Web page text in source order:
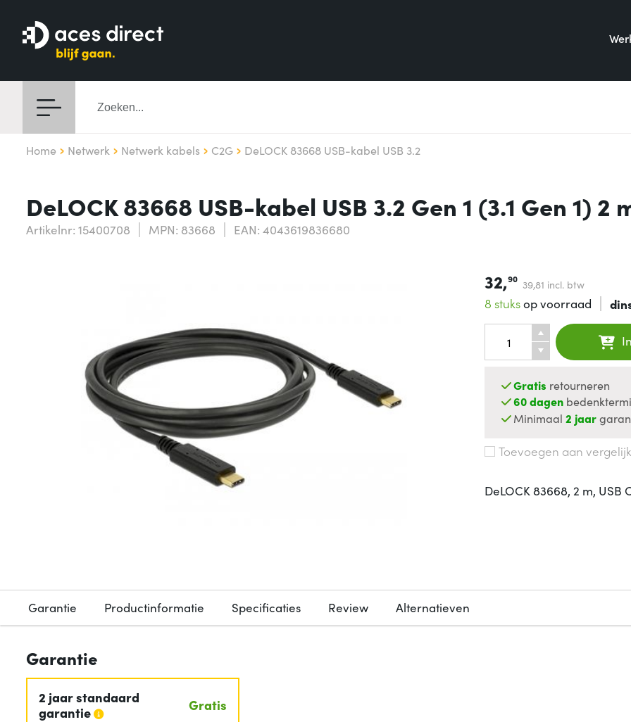
Home Netwerk Netwerk kabels C2G DeLOCK 83668 USB-kabel USB 3.2
DeLOCK 83668 USB-kabel USB 3.2 Gen 1 (3.1 Gen 1) 2
Artikelnr: 15400708 MPN: 83668 EAN: 4043619836680
32,90 39,81 incl. btw
8 stuksop voorraad
Gratis retourneren
60 dagen
Minimaal2 jaar
Toevoegen aan
DeLOCK 83668, 2 m, USB
Garantie Productinformatie Specificaties Review Alternatieven
Garantie
2 jaar standaard
garantie
Gratis